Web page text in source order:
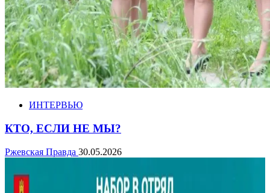
ИНТЕРВЬЮ
КТО, ЕСЛИ НЕ МЫ?
Ржевская Правда 30.05.2026